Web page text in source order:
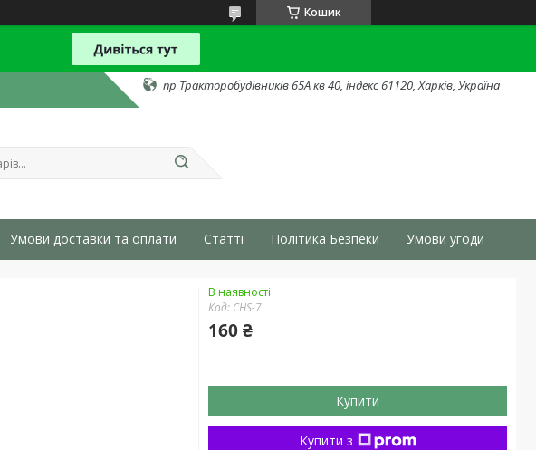
Кошик
пр Тракторобудівників 65А кв 40, індекс 61120, Харків, Україна
Умови доставки та оплати Статті Політика Безпеки Умови угоди
В наявності
Код: CHS-7
160 ₴
Купити
Купити з